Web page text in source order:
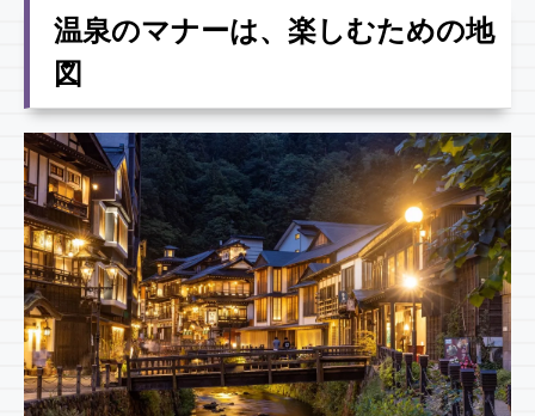
温泉のマナーは、楽しむための地
図